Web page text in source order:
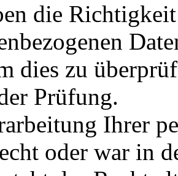
die
dies zu
Prüfung.
Ihrer
oder war in